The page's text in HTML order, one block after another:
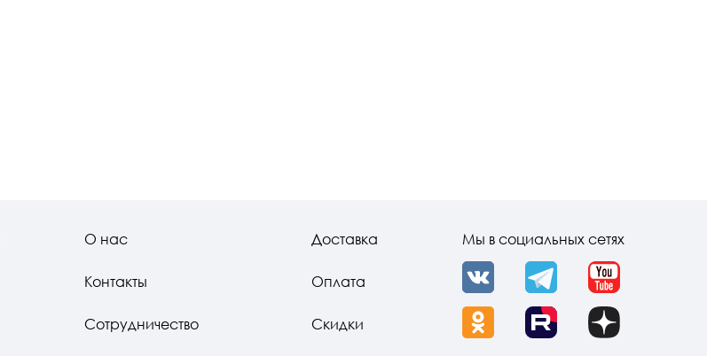
О нас
Контакты
Сотрудничество
Доставка
Оплата
Скидки
Мы в социальных сетях
VK Telegram YouTube
OK Rutube Dzen